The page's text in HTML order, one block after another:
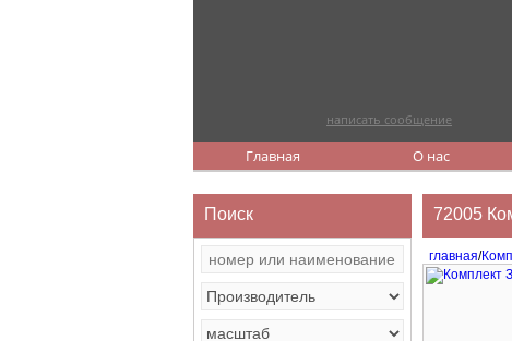
написать сообщение
Главная О нас
Поиск 72005
главная/